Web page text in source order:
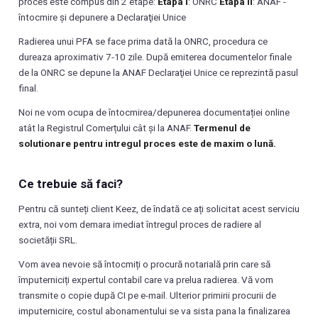
întocmire și depunere a Declaraţiei Unice
Radierea unui PFA se face prima dată la ONRC, procedura ce
dureaza aproximativ 7-10 zile. După emiterea documentelor finale
de la ONRC se depune la ANAF Declaraţiei Unice ce reprezintă pasul
final.
Noi ne vom ocupa de întocmirea/depunerea documentației online
atât la Registrul Comerțului cât și la ANAF. Termenul de
solutionare pentru intregul proces este de maxim o lună.
Ce trebuie să faci?
Pentru că sunteți client Keez, de îndată ce ați solicitat acest serviciu
extra, noi vom demara imediat întregul proces de radiere al
societății SRL.
Vom avea nevoie să întocmiți o procură notarială prin care să
împuterniciți expertul contabil care va prelua radierea. Vă vom
transmite o copie după CI pe e-mail. Ulterior primirii procurii de
imputernicire, costul abonamentului se va sista pana la finalizarea